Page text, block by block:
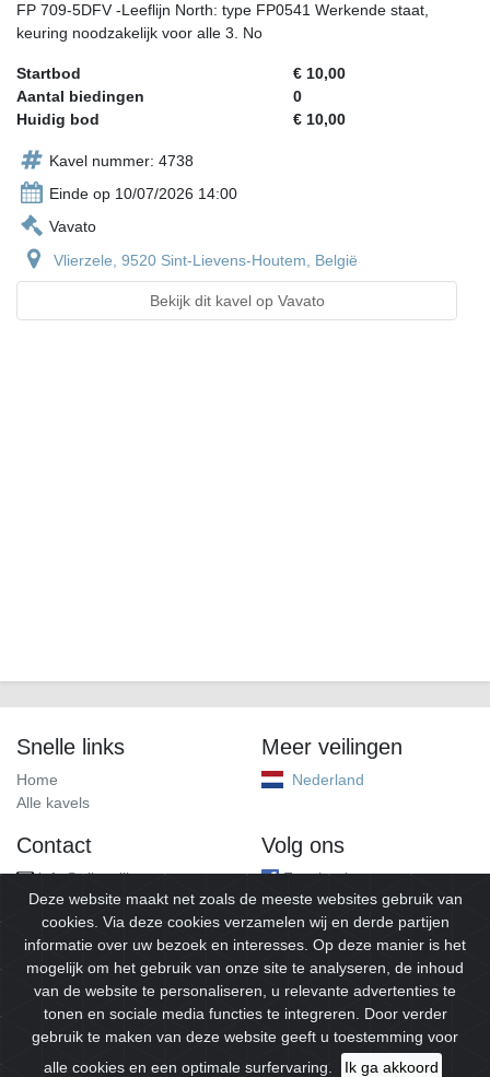
FP 709-5DFV -Leeflijn North: type FP0541 Werkende staat,
keuring noodzakelijk voor alle 3. No
Startbod
€ 10,00
Aantal biedingen
0
Huidig bod
€ 10,00
Kavel nummer: 4738
Einde op 10/07/2026 14:00
Vavato
Vlierzele, 9520 Sint-Lievens-Houtem, België
Bekijk dit kavel op Vavato
Snelle links
Home
Alle kavels
Meer veilingen
Nederland
Contact
info@alleveilingen.net
Volg ons
Facebook
© 2026Alleveilingen.Alle rechten voorbehouden.
Deze website maakt net zoals de meeste websites gebruik van
cookies. Via deze cookies verzamelen wij en derde partijen
informatie over uw bezoek en interesses. Op deze manier is het
mogelijk om het gebruik van onze site te analyseren, de inhoud
van de website te personaliseren, u relevante advertenties te
tonen en sociale media functies te integreren. Door verder
gebruik te maken van deze website geeft u toestemming voor
alle cookies en een optimale surfervaring.
Ik ga akkoord